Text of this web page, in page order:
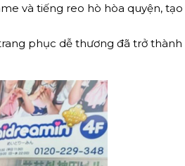
và tiếng reo hò hòa quyện,
phục dễ thương đã trở